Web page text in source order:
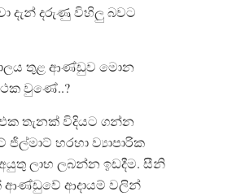
දැන් දරුණු විහිලු බවට
තුළ ආණ්ඩුව මොන
වුණේ..?
තැනක් විදියට ගන්න
ජිල්මාට් හරහා ව්‍යාපාරික
ලාභ ලබන්න ඉඩදීම. සීනි
ආණ්ඩුවේ ආදායම් වලින්